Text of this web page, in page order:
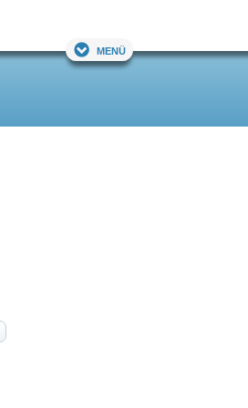
Menü